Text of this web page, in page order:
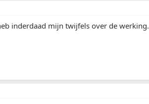
inderdaad mijn twijfels over de werking.